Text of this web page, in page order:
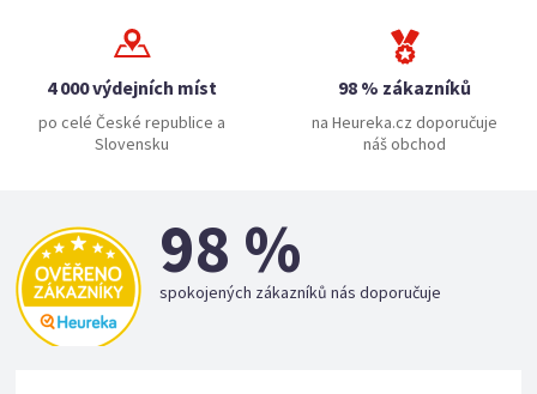
4 000 výdejních míst
po celé České republice a
Slovensku
98 % zákazníků
na Heureka.cz doporučuje
náš obchod
98 %
spokojených zákazníků nás doporučuje